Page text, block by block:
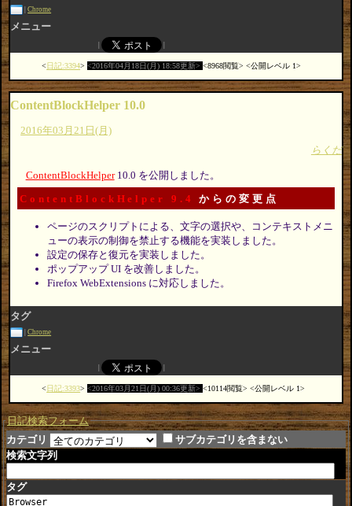
Chrome
メニュー
日記:3394 2016年04月18日(月) 18:58更新 8968閲覧 公開レベル 1
ContentBlockHelper 10.0
2016年03月21日(月)
らくだ
ContentBlockHelper10.0 を公開しました。
ContentBlockHelper 9.4 からの変更点
ページのスクリプトによる、文字の選択や、コンテキストメニ
ューの表示の制御を禁止する機能を実装しました。
設定の保存と復元を実装しました。
ポップアップ UI を改善しました。
Firefox WebExtensions に対応しました。
タグ
Chrome
メニュー
日記:3393 2016年03月21日(月) 00:36更新 10114閲覧 公開レベル 1
日記検索フォーム
カテゴリ
サブカテゴリを含まない
検索文字列
タグ